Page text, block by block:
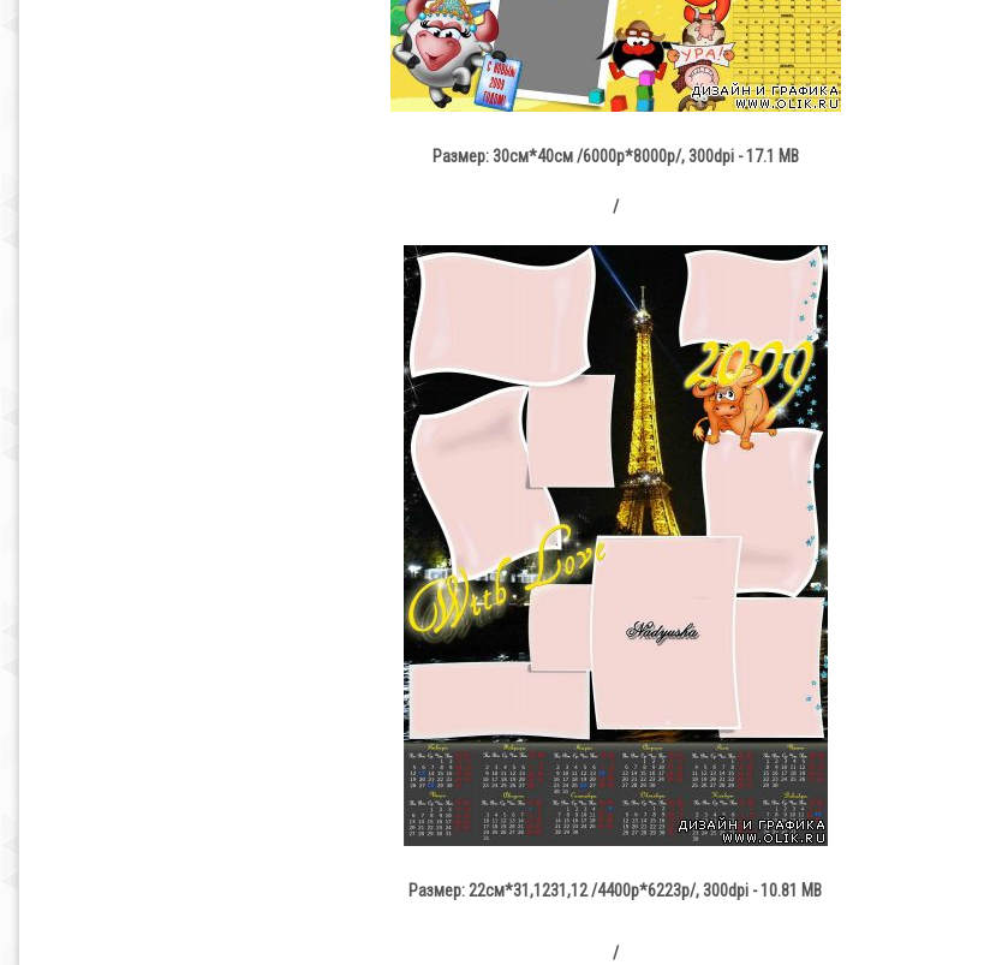
Размер: 30см*40см /6000p*8000p/, 300dpi - 17.1 MB
/
Размер: 22см*31,1231,12 /4400p*6223p/, 300dpi - 10.81 MB
/